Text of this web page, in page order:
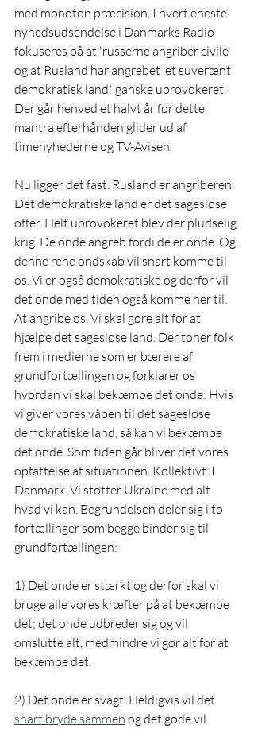
med monoton præcision. I hvert eneste
nyhedsudsendelse i Danmarks Radio
fokuseres på at 'russerne angriber civile'
og at Rusland har angrebet 'et suverænt
demokratisk land,' ganske uprovokeret.
Der går henved et halvt år før dette
mantra efterhånden glider ud af
timenyhederne og TV-Avisen.
Nu ligger det fast. Rusland er angriberen.
Det demokratiske land er det sagesløse
offer. Helt uprovokeret blev der pludselig
krig. De onde angreb fordi de er onde. Og
denne rene ondskab vil snart komme til
os. Vi er også demokratiske og derfor vil
det onde med tiden også komme her til.
At angribe os. Vi skal gøre alt for at
hjælpe det sagesløse land. Der toner folk
frem i medierne som er bærere af
grundfortællingen og forklarer os
hvordan vi skal bekæmpe det onde: Hvis
vi giver vores våben til det sagesløse
demokratiske land, så kan vi bekæmpe
det onde. Som tiden går bliver det vores
opfattelse af situationen. Kollektivt. I
Danmark. Vi støtter Ukraine med alt
hvad vi kan. Begrundelsen deler sig i to
fortællinger som begge binder sig til
grundfortællingen:
1) Det onde er stærkt og derfor skal vi
bruge alle vores kræfter på at bekæmpe
det; det onde udbreder sig og vil
omslutte alt, medmindre vi gør alt for at
bekæmpe det.
2) Det onde er svagt. Heldigvis vil det
snart bryde sammen og det gode vil